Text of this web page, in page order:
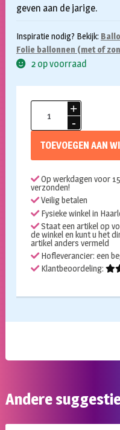
geven aan de jarige.
Inspiratie nodig? Bekijk:
Folie ballonnen (met of
2 op voorraad
Folieballon
Standing
TOEVOEGEN AAN
Op werkdagen voor
verzonden!
Veilig betalen
Fysieke winkel in
Staat een artikel op
de winkel en kunt u het
artikel anders vermeld
Hofleverancier: een
Klantbeoordeling:
Andere